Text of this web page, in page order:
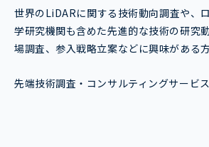
世界のLiDARに関する技術動向調査や、
学研究機関も含めた先進的な技術の研究
場調査、参入戦略立案などに興味がある方
先端技術調査・コンサルティングサービ